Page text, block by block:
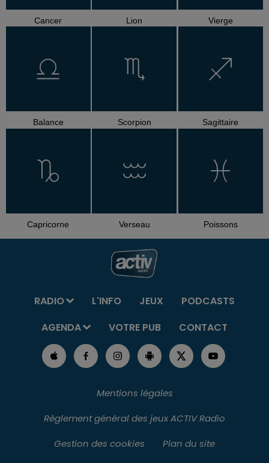
Cancer Lion Vierge
Balance Scorpion Sagittaire
Capricorne Verseau Poissons
RADIO L'INFO JEUX
PODCASTS
AGENDA
VOTRE PUB CONTACT
Mentions légales
Règlement général des jeux ACTIV Radio
Gestion des cookies
Plan du site